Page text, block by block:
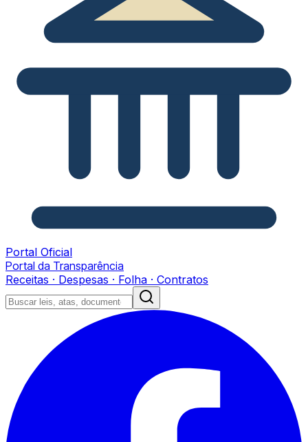
Portal Oficial
Portal da Transparência
Receitas · Despesas · Folha · Contratos